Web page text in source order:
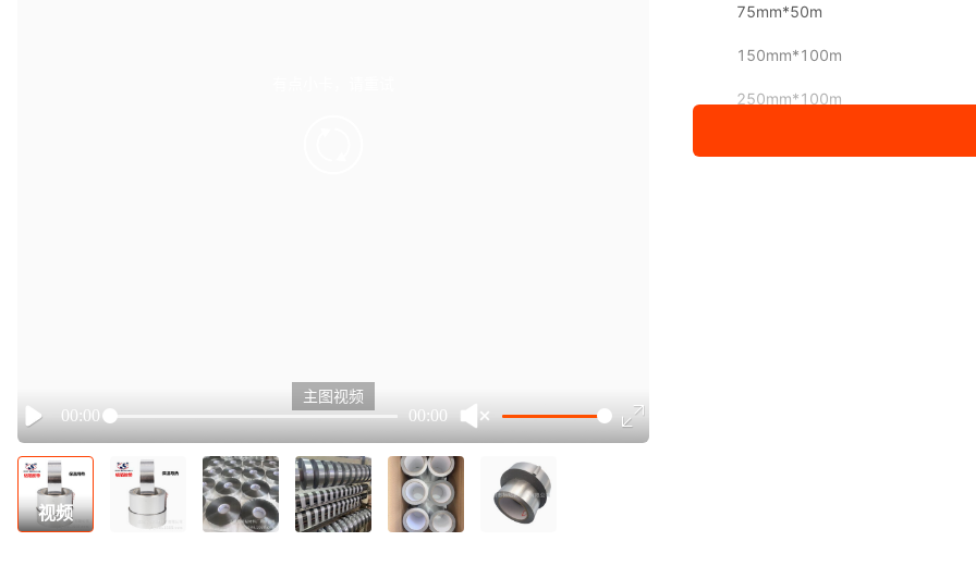
Play
00:00 00:00
主图视频
视频
75mm*50m
150mm*100m
250mm*100m